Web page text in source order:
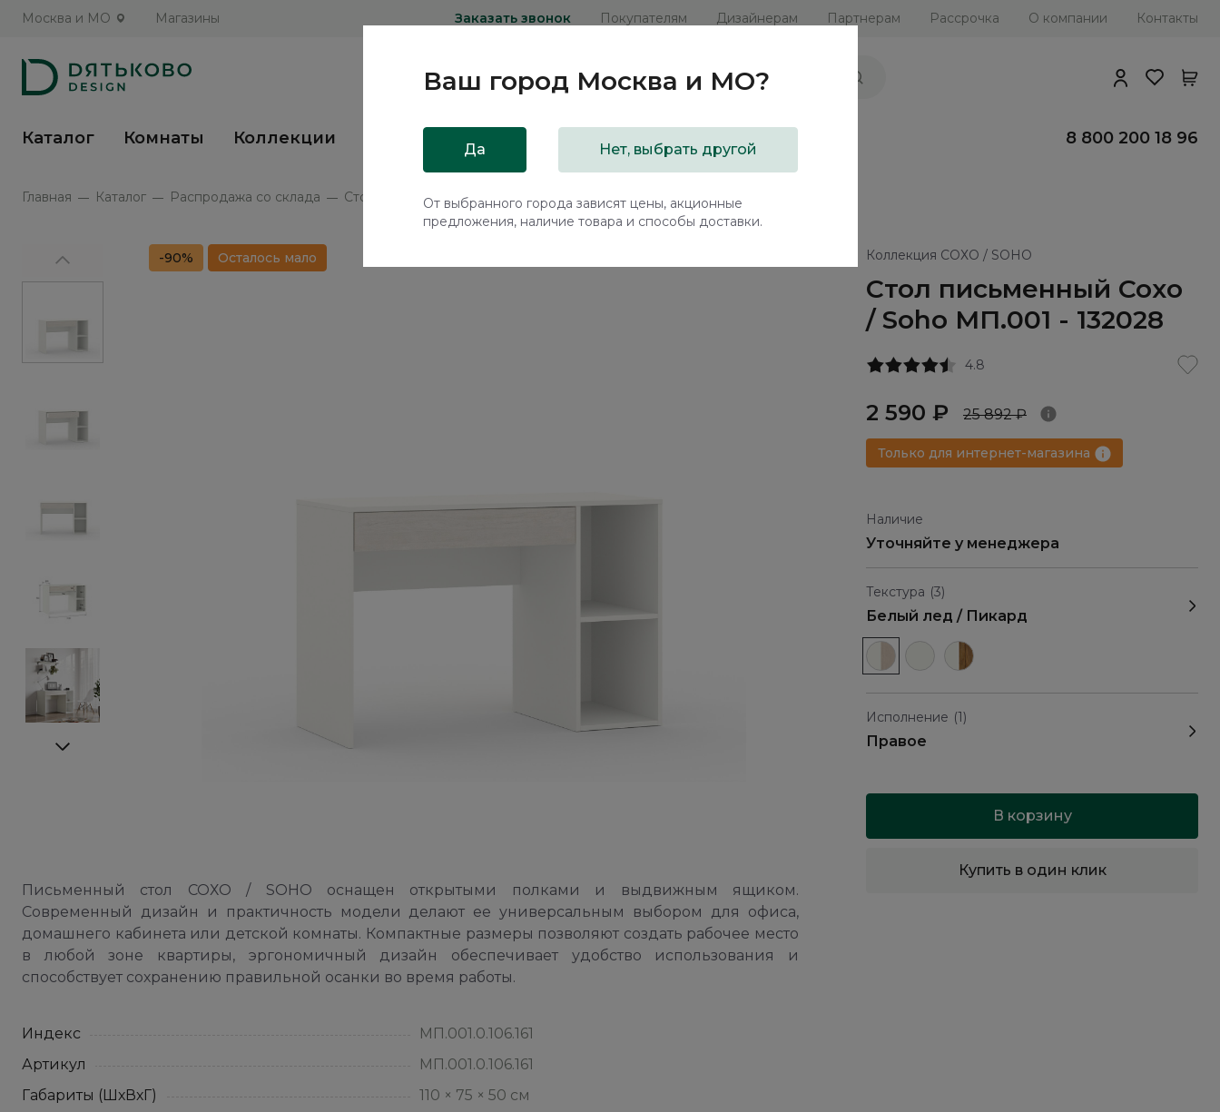
Москва и МО Магазины Заказать звонок Покупателям Дизайнерам Партнерам Рассрочка О компании Контакты
Каталог Комнаты Коллекции Распродажа 8 800 200 18 96
Главная Каталог Распродажа со склада Стол письменный Сохо / Soho МП.001
Коллекция СОХО / SOHO
Стол письменный Сохо
/ Soho МП.001 - 132028
4.8
2 590 ₽ 25 892 ₽
Только для интернет-магазина
Наличие
Уточняйте у менеджера
Текстура (3)
Белый лед / Пикард
Исполнение (1)
Правое
В корзину
Купить в один клик
-90% Осталось мало
Письменный стол СОХО / SOHO оснащен открытыми полками и выдвижным ящиком.
Современный дизайн и практичность модели делают ее универсальным выбором для офиса,
домашнего кабинета или детской комнаты. Компактные размеры позволяют создать рабочее место
в любой зоне квартиры, эргономичный дизайн обеспечивает удобство использования и
способствует сохранению правильной осанки во время работы.
Индекс
МП.001.0.106.161
Артикул
МП.001.0.106.161
Габариты (ШхВхГ)
110 × 75 × 50 см
Ваш город Москва и МО?
Да Нет, выбрать другой
От выбранного города зависят цены, акционные
предложения, наличие товара и способы доставки.